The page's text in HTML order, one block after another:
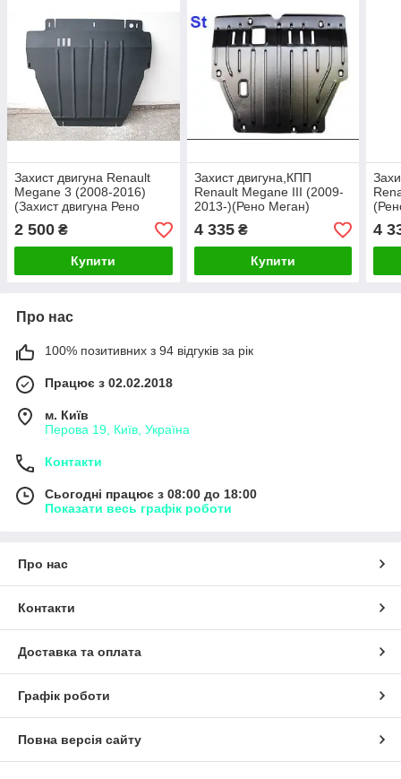
Захист двигуна Renault
Megane 3 (2008-2016)
(Захист двигуна Рено
Меган) Автопристрій
2 500 ₴
Купити
Захист двигуна,КПП
Renault Megane III (2009-
2013-)(Рено Меган)
Полігон-авто
4 335₴
Купити
4
Про нас
100% позитивних з 94 відгуків за рік
Працює з 02.02.2018
м. Київ
Перова 19, Київ, Україна
Контакти
Сьогодні працює з 08:00 до 18:00
Показати весь графік роботи
Про нас
Контакти
Доставка та оплата
Графік роботи
Повна версія сайту